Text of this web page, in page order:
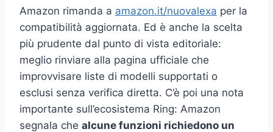
Amazon rimanda a amazon.it/nuovalexa per la
compatibilità aggiornata. Ed è anche la scelta
più prudente dal punto di vista editoriale:
meglio rinviare alla pagina ufficiale che
improvvisare liste di modelli supportati o
esclusi senza verifica diretta. C’è poi una nota
importante sull’ecosistema Ring: Amazon
segnala che alcune funzioni richiedono un